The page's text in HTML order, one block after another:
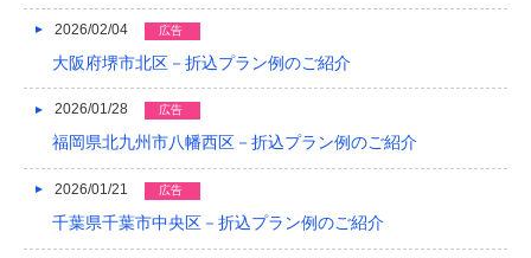
2019/09
2019/08
2019/07
2019/06
2026/02/04 広告
大阪府堺市北区－折込プラン例のご紹介
2026/01/28 広告
福岡県北九州市八幡西区－折込プラン例のご紹介
2026/01/21 広告
千葉県千葉市中央区－折込プラン例のご紹介